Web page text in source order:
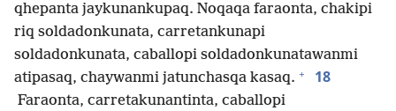
qhepanta jaykunankupaq. Noqaqa faraonta, chakipi
riq soldadonkunata, carretankunapi
soldadonkunata, caballopi soldadonkunatawanmi
atipasaq, chaywanmi jatunchasqa kasaq. + 18
Faraonta, carretakunantinta, caballopi